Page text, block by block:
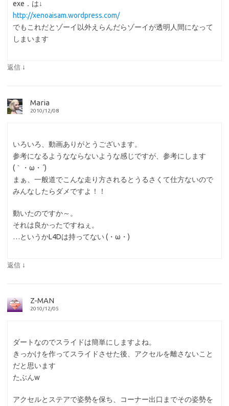
exe．は↓
http://xenoaisam.wordpress.com/
でもこれだとゾーイ以外えらんだらゾーイが透明人間になって
しまいます
返信 ↓
Maria
2010/12/08
いろいろ、動画ありがとうございます。
参考になるようなならないような感じですが、参考にします
(｀・ω・´)
まぁ、一般道でこんな走り方されるとうるさくて仕方ないので
みんなしたらダメですよ！！
動いたのですか～。
それは良かったですねぇ。
…というかL4Dは持ってない (・ω・)
返信 ↓
Z-MAN
2010/12/05
ダートなのでスライドは簡単にしますよね。
きっかけを作ってスライドさせた後、アクセルを離さないこと
だと思います
たぶんw
アクセルとステアで姿勢を保ち、コーナー出口までその姿勢を